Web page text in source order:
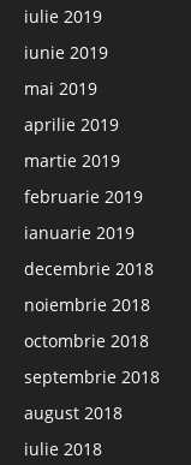
iulie 2019
iunie 2019
mai 2019
aprilie 2019
martie 2019
februarie 2019
ianuarie 2019
decembrie 2018
noiembrie 2018
octombrie 2018
septembrie 2018
august 2018
iulie 2018